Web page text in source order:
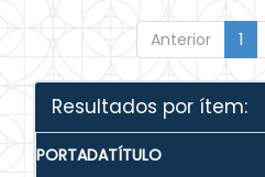
Anterior 1
Resultados por ítem:
PORTADATÍTULO